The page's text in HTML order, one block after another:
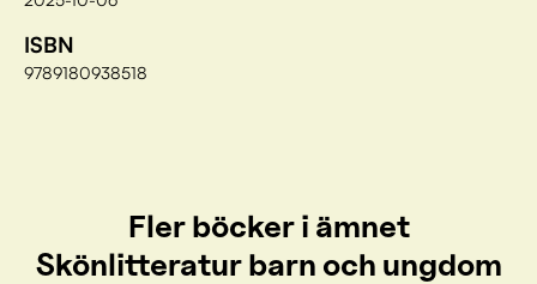
ISBN
9789180938518
Fler böcker i ämnet
Skönlitteratur barn och ungdom